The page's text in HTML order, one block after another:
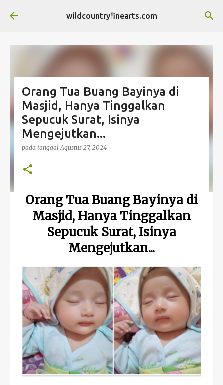
Langsung ke konten utama
wildcountryfinearts.com
Orang Tua Buang Bayinya di
Masjid, Hanya Tinggalkan
Sepucuk Surat, Isinya
Mengejutkan...
pada tanggalAgustus 27, 2024
Orang Tua Buang Bayinya di
Masjid, Hanya Tinggalkan
Sepucuk Surat, Isinya
Mengejutkan...